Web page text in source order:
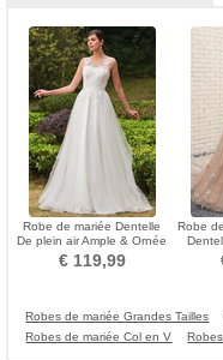
Robe de mariée Dentelle
De plein air Ample & Ornée
Train de petit
€ 119,99
Robe
Robes de mariée Grandes Tailles
Robes de mariée Col en V